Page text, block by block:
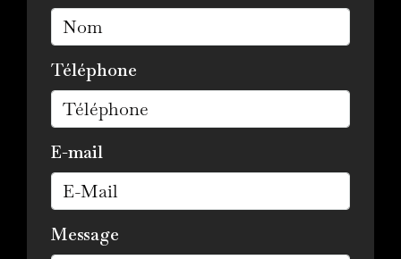
Téléphone
E-mail
Message